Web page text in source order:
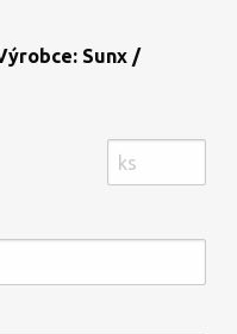
Sunx /